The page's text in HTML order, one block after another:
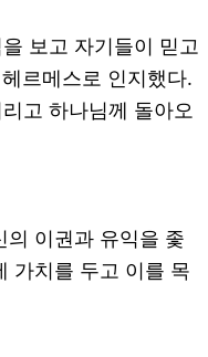
보고 자기들이 믿고
르메스로 인지했다.
고 하나님께 돌아오
이권과 유익을 좇
가치를 두고 이를 목